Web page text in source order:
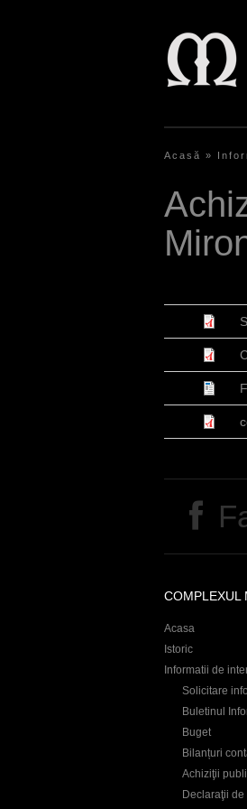
ş
t
a
Acasă »
COMPLEXUL
Acasa
Istoric
Informatii de
Solicitare
Buletinul
Buget
Bilanțuri
Achiziţii
Declaraţii